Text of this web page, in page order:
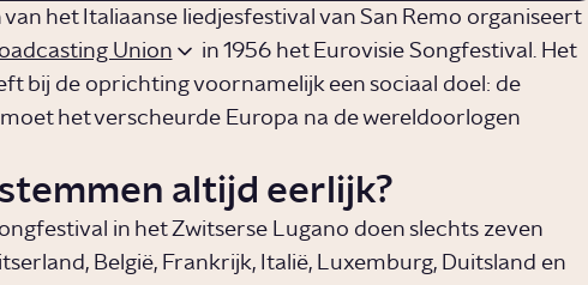
van het Italiaanse liedjesfestival van San Remo organiseert
Union
in 1956 het Eurovisie Songfestival. Het
bij de oprichting voornamelijk een sociaal doel: de
het verscheurde Europa na de wereldoorlogen
altijd eerlijk?
in het Zwitserse Lugano doen slechts zeven
België, Frankrijk, Italië, Luxemburg, Duitsland en